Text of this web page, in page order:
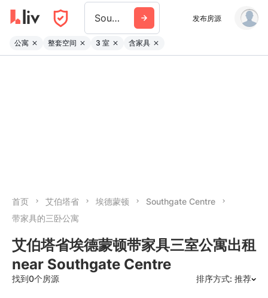
Southgate Centre 发布房源
公寓 整套空间 3 室 含家具
首页 艾伯塔省 埃德蒙顿
Southgate Centre
带家具的三卧公寓
艾伯塔省埃德蒙顿带家具三室公寓出租
near Southgate Centre
找到0个房源 排序方式: 推荐